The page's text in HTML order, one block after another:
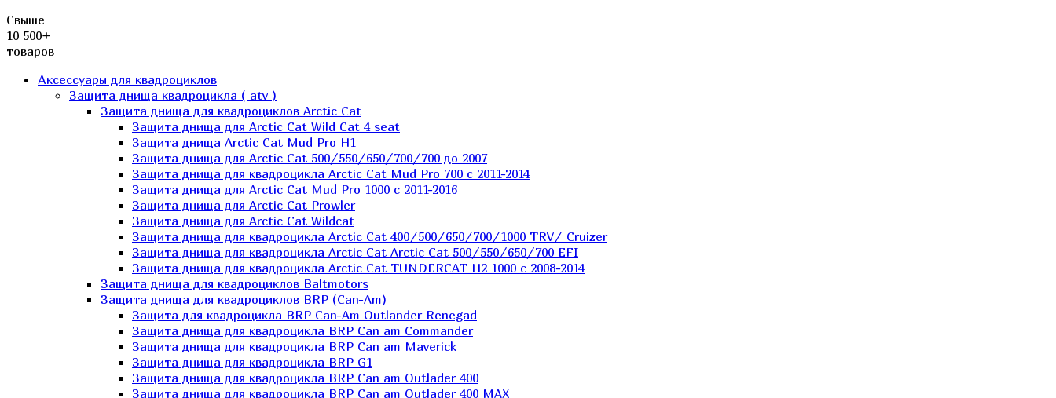
Свыше
10 500+
товаров
Аксессуары для квадроциклов
Защита днища квадроцикла ( atv )
Защита днища для квадроциклов Arctic Cat
Защита днища для Arctic Cat Wild Cat 4 seat
Защита днища Arctic Cat Mud Pro H1
Защита днища для Arctic Cat 500/550/650/700/700 до 2007
Защита днища для квадроцикла Arctic Cat Mud Pro 700 с 2011-2014
Защита днища для Arctic Cat Mud Pro 1000 c 2011-2016
Защита днища для Arctic Cat Prowler
Защита днища для Arctic Cat Wildcat
Защита днища для квадроцикла Arctic Cat 400/500/650/700/1000 TRV/ Cruizer
Защита днища для квадроцикла Arctic Cat Arctic Cat 500/550/650/700 EFI
Защита днища для квадроцикла Arctic Cat TUNDERCAT H2 1000 c 2008-2014
Защита днища для квадроциклов Baltmotors
Защита днища для квадроциклов BRP (Can-Am)
Защита для квадроцикла BRP Can-Am Outlander Renegad
Защита днища для квадроцикла BRP Can am Commander
Защита днища для квадроцикла BRP Can am Maverick
Защита днища для квадроцикла BRP G1
Защита днища для квадроцикла BRP Can am Outlader 400
Защита днища для квадроцикла BRP Can am Outlader 400 MAX